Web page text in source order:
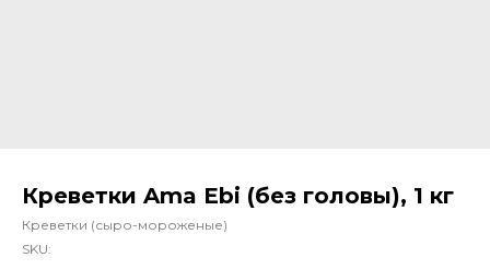
Креветки Ama Ebi (без головы), 1 кг
Креветки (сыро-мороженые)
SKU: